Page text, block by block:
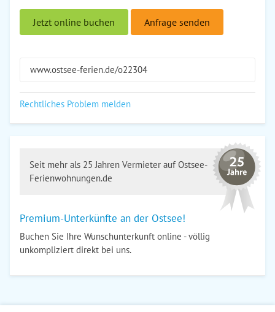
Jetzt online buchen Anfrage senden
www.ostsee-ferien.de/o22304
Rechtliches Problem melden
Seit mehr als 25 Jahren Vermieter auf Ostsee-
Ferienwohnungen.de
Premium-Unterkünfte an der Ostsee!
Buchen Sie Ihre Wunschunterkunft online - völlig
unkompliziert direkt bei uns.